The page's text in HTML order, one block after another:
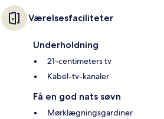
Værelsesfaciliteter
Underholdning
21-centimeters tv
Kabel-tv-kanaler
Få en god nats søvn
Mørklægningsgardiner